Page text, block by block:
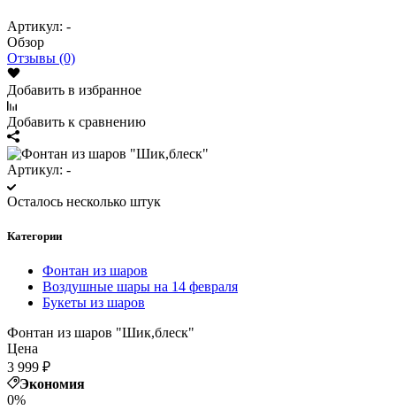
Артикул: -
Обзор
Отзывы (0)
Добавить в избранное
Добавить к сравнению
Артикул: -
Осталось несколько штук
Категории
Фонтан из шаров
Воздушные шары на 14 февраля
Букеты из шаров
Фонтан из шаров "Шик,блеск"
Цена
3 999 ₽
Экономия
0%